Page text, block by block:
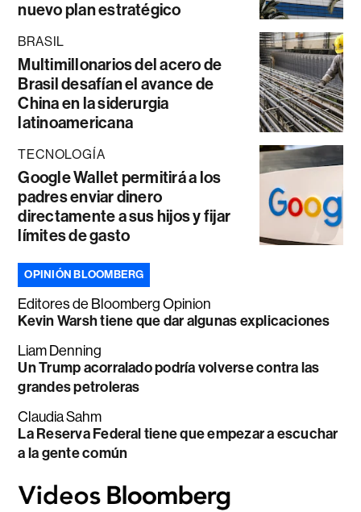
nuevo plan estratégico
BRASIL
Multimillonarios del acero de
Brasil desafían el avance de
China en la siderurgia
latinoamericana
TECNOLOGÍA
Google Wallet permitirá a los
padres enviar dinero
directamente a sus hijos y fijar
límites de gasto
OPINIÓN BLOOMBERG
Editores de Bloomberg Opinion
Kevin Warsh tiene que dar algunas explicaciones
Liam Denning
Un Trump acorralado podría volverse contra las
grandes petroleras
Claudia Sahm
La Reserva Federal tiene que empezar a escuchar
a la gente común